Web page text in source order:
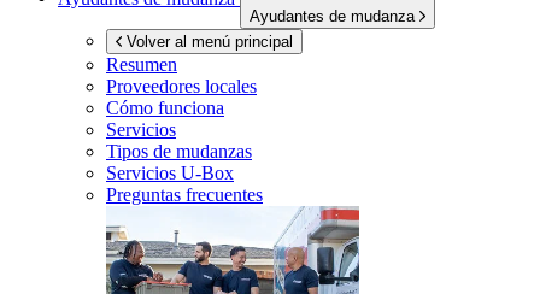
Ayudantes de mudanza
Volver al menú principal
Resumen
Proveedores locales
Cómo funciona
Servicios
Tipos de mudanzas
Servicios U-Box
Preguntas frecuentes